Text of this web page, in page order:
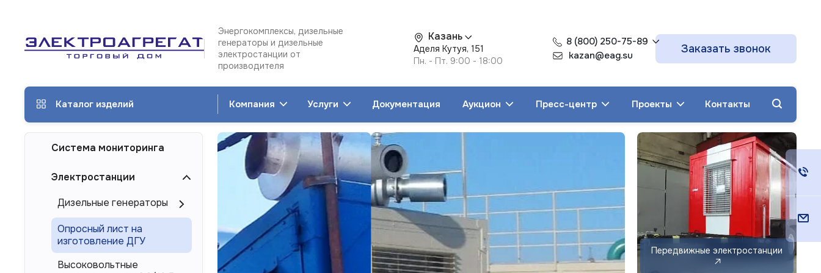
Энергокомплексы, дизельные
генераторы и дизельные
электростанции от
производителя
Казань
Аделя Кутуя, 151
Пн. - Пт. 9:00 - 18:00
8 (800) 250-75-89
kazan@eag.su
Заказать звонок
Каталог изделий Компания Услуги Документация Аукцион Пресс-центр Проекты Контакты
Система мониторинга
Электростанции
Дизельные генераторы
Опросный лист на
изготовление ДГУ
Высоковольтные
Дизельные
генераторы
электростанции
ЭТРО
в
Казани
от
Контейнерные
электростанции
ЭТРО
Дизельные
генераторы ЭТРО
до 5000 кВт
Передвижные электростанции